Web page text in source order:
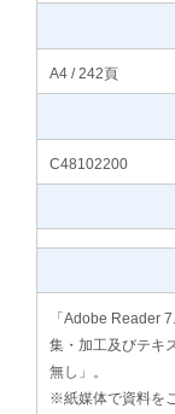
A4 / 242頁
C48102200
「Adobe Reader
集・加工及びテキ
無し」。
※紙媒体で資料を